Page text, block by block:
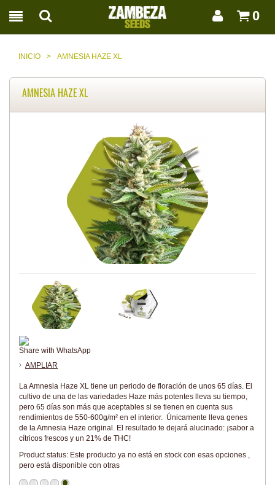
0
INICIO > AMNESIA HAZE XL
AMNESIA HAZE XL
Share with WhatsApp
AMPLIAR
La Amnesia Haze XL tiene un periodo de floración de unos 65 días. El
cultivo de una de las variedades Haze más potentes lleva su tiempo,
pero 65 días son más que aceptables si se tienen en cuenta sus
rendimientos de 550-600g/m² en el interior. Únicamente lleva genes
de la Amnesia Haze original. El resultado te dejará alucinado: ¡sabor a
cítricos frescos y un 21% de THC!
Product status: Este producto ya no está en stock con esas opciones ,
pero está disponible con otras